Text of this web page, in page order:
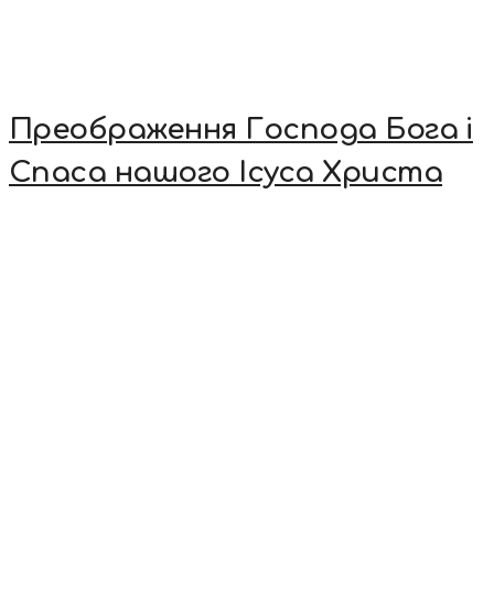
Преображення Господа Бога і
Спаса нашого Ісуса Христа